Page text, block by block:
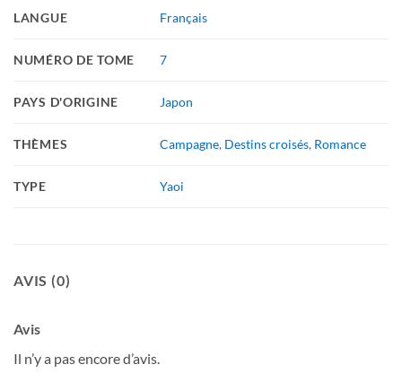
LANGUE Français
NUMÉRO DE TOME 7
PAYS D'ORIGINE Japon
THÈMES Campagne, Destins croisés, Romance
TYPE Yaoi
AVIS (0)
Avis
Il n’y a pas encore d’avis.